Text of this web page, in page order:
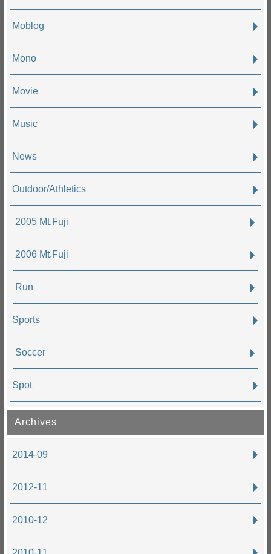
Moblog
Mono
Movie
Music
News
Outdoor/Athletics
2005 Mt.Fuji
2006 Mt.Fuji
Run
Sports
Soccer
Spot
Archives
2014-09
2012-11
2010-12